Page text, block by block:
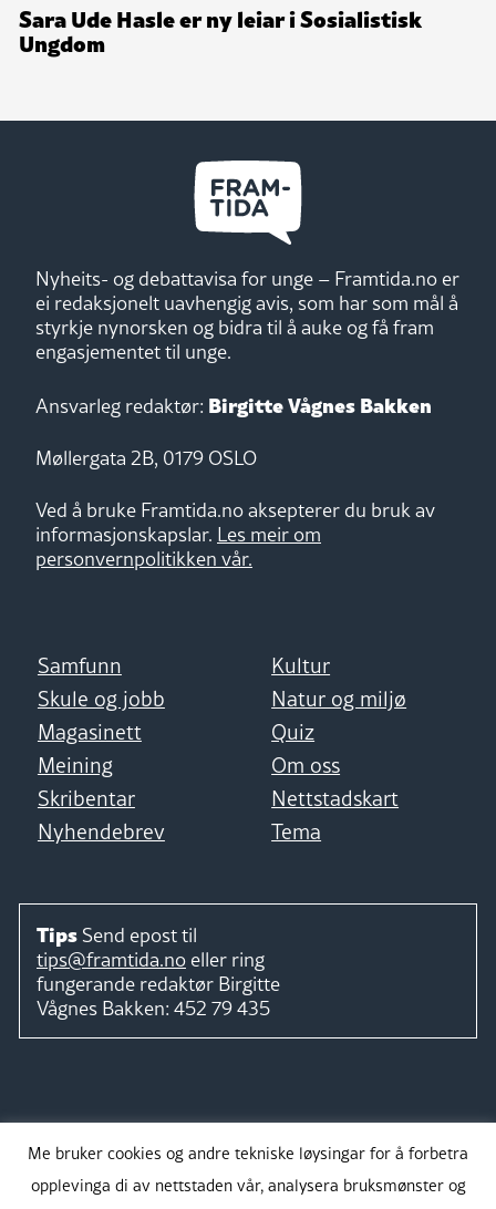
Sara Ude Hasle er ny leiar i Sosialistisk
Ungdom
Nyheits- og debattavisa for unge – Framtida.no er
ei redaksjonelt uavhengig avis, som har som mål å
styrkje nynorsken og bidra til å auke og få fram
engasjementet til unge.
Ansvarleg redaktør: Birgitte Vågnes Bakken
Møllergata 2B, 0179 OSLO
Ved å bruke Framtida.no aksepterer du bruk av
informasjonskapslar. Les meir om
personvernpolitikken vår.
Samfunn
Kultur
Skule og jobb
Natur og miljø
Magasinett
Quiz
Meining
Om oss
Skribentar
Nettstadskart
Nyhendebrev
Tema
Tips Send epost til
tips@framtida.no eller ring
fungerande redaktør Birgitte
Vågnes Bakken: 452 79 435
Me bruker cookies og andre tekniske løysingar for å forbetra
opplevinga di av nettstaden vår, analysera bruksmønster og